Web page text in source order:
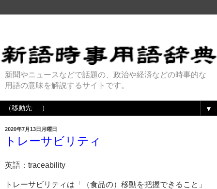
新聞やニュースなどで話題の、政治や経済などの時事的な
用語の意味を解説するサイトです。
▼
2020年7月13日月曜日
トレーサビリティ
英語：traceability
トレーサビリティは「（食品の）移動を把握できること」